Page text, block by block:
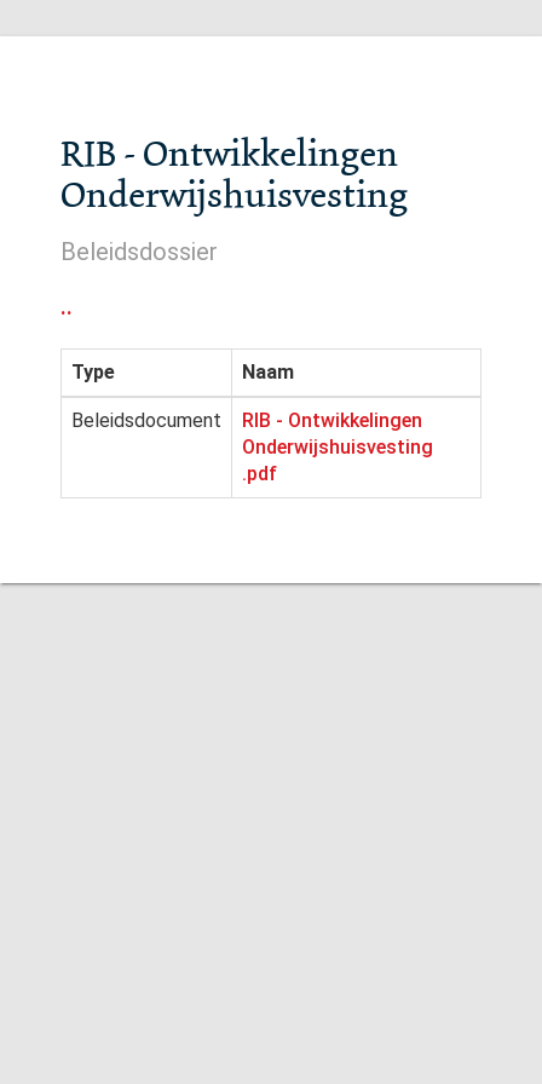
RIB - Ontwikkelingen
Onderwijshuisvesting
Beleidsdossier
..
Type Naam
Beleidsdocument
RIB - Ontwikkelingen
Onderwijshuisvesting
.pdf